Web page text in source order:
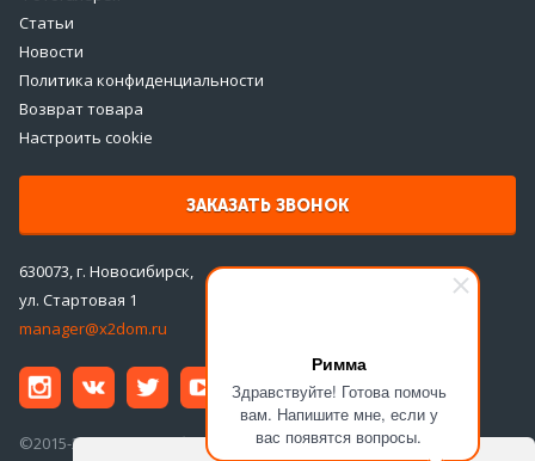
Римма
Здравствуйте! Готова помочь
вам. Напишите мне, если у
вас появятся вопросы.
Статьи
Новости
Политика конфиденциальности
Возврат товара
Настроить cookie
ЗАКАЗАТЬ ЗВОНОК
630073, г. Новосибирск,
ул. Стартовая 1
manager@x2dom.ru
©2015-2026 ООО «ДаблДом»